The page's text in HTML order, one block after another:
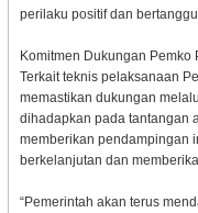
perilaku positif dan
Komitmen Dukungan Pemko
Terkait teknis pelaksanaan
memastikan dukungan
dihadapkan pada tantangan
memberikan pendampingan
berkelanjutan dan
“Pemerintah akan terus